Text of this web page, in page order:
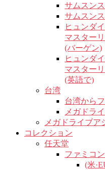
サムスン
サムスン
ヒュンダ
マスター
(バーゲン)
ヒュンダ
マスター
(英語で)
台湾
台湾から
メガドラ
メガドライブア
コレクション
任天堂
ファミコ
(米